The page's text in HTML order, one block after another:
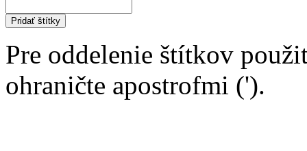
Pridať štítky
Pre oddelenie štítkov
ohraničte apostrofmi (').